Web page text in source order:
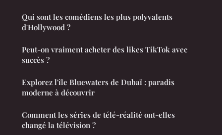
Qui sont les comédiens les plus polyvalents
d'Hollywood ?
Peut-on vraiment acheter des likes TikTok avec
succès ?
Explorez l'île Bluewaters de Dubaï : paradis
moderne à découvrir
Comment les séries de télé-réalité ont-elles
changé la télévision ?